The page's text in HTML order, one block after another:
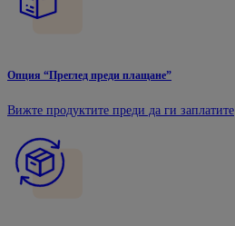
Опция “Преглед преди плащане”
Вижте продуктите преди да ги заплатите